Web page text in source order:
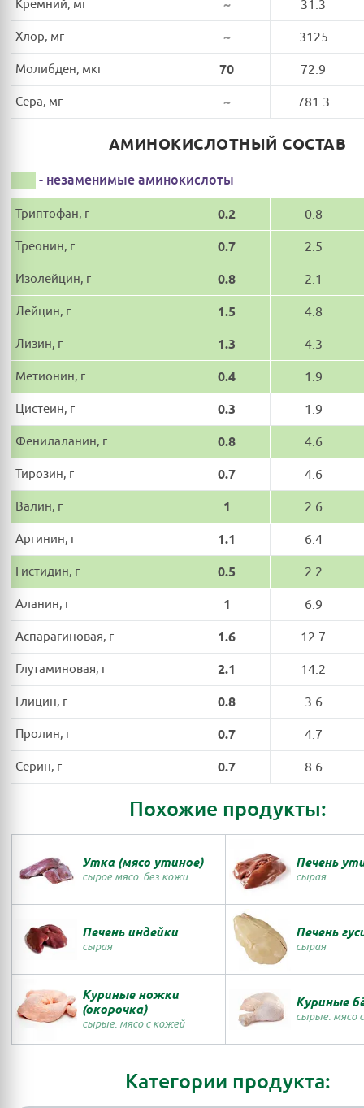
Кремний, мг ~ 31.3
Хлор, мг ~ 3125
Молибден, мкг 70 72.9
Сера, мг ~ 781.3
АМИНОКИСЛОТНЫЙ СОСТАВ
- незаменимые аминокислоты
Триптофан, г 0.2 0.8
Треонин, г 0.7 2.5
Изолейцин, г 0.8 2.1
Лейцин, г 1.5 4.8
Лизин, г 1.3 4.3
Метионин, г 0.4 1.9
Цистеин, г 0.3 1.9
Фенилаланин, г 0.8 4.6
Тирозин, г 0.7 4.6
Валин, г 1 2.6
Аргинин, г 1.1 6.4
Гистидин, г 0.5 2.2
Аланин, г 1 6.9
Аспарагиновая, г 1.6 12.7
Глутаминовая, г 2.1 14.2
Глицин, г 0.8 3.6
Пролин, г 0.7 4.7
Серин, г 0.7 8.6
Похожие продукты:
Утка (мясо утиное)
сырое мясо. без кожи
Печень
сырая
Печень индейки
сырая
Печень
сырая
Куриные ножки
(окорочка)
сырые. мясо с кожей
Куриные
сырые. мясо
Категории продукта: